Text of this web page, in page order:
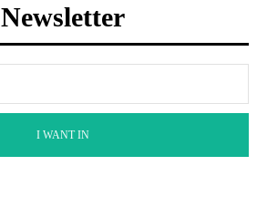
Newsletter
I WANT IN